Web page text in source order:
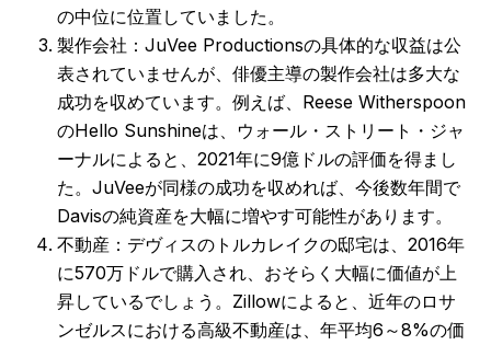
の中位に位置していました。
製作会社：JuVee Productionsの具体的な収益は公
表されていませんが、俳優主導の製作会社は多大な
成功を収めています。例えば、Reese Witherspoon
のHello Sunshineは、ウォール・ストリート・ジャ
ーナルによると、2021年に9億ドルの評価を得まし
た。JuVeeが同様の成功を収めれば、今後数年間で
Davisの純資産を大幅に増やす可能性があります。
不動産：デヴィスのトルカレイクの邸宅は、2016年
に570万ドルで購入され、おそらく大幅に価値が上
昇しているでしょう。Zillowによると、近年のロサ
ンゼルスにおける高級不動産は、年平均6～8%の価